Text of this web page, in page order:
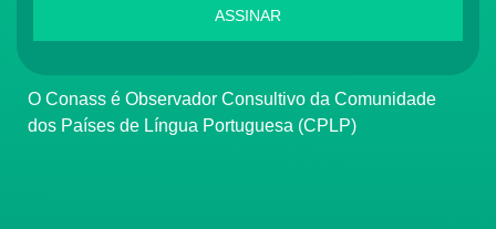
ASSINAR
O Conass é Observador Consultivo da Comunidade
dos Países de Língua Portuguesa (CPLP)